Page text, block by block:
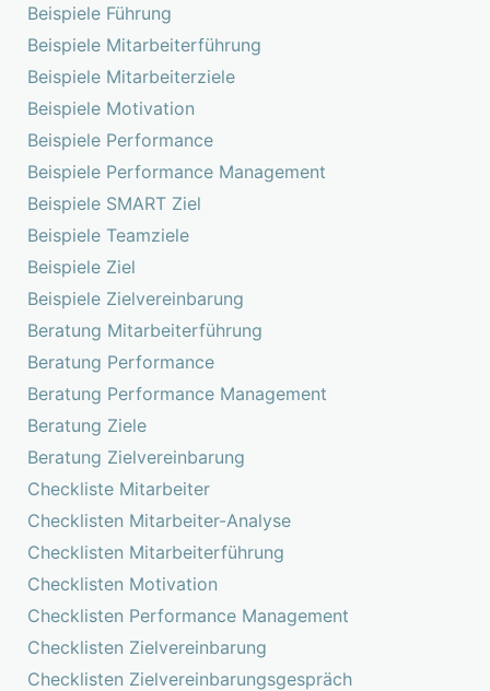
Beispiele Führung
Beispiele Mitarbeiterführung
Beispiele Mitarbeiterziele
Beispiele Motivation
Beispiele Performance
Beispiele Performance Management
Beispiele SMART Ziel
Beispiele Teamziele
Beispiele Ziel
Beispiele Zielvereinbarung
Beratung Mitarbeiterführung
Beratung Performance
Beratung Performance Management
Beratung Ziele
Beratung Zielvereinbarung
Checkliste Mitarbeiter
Checklisten Mitarbeiter-Analyse
Checklisten Mitarbeiterführung
Checklisten Motivation
Checklisten Performance Management
Checklisten Zielvereinbarung
Checklisten Zielvereinbarungsgespräch